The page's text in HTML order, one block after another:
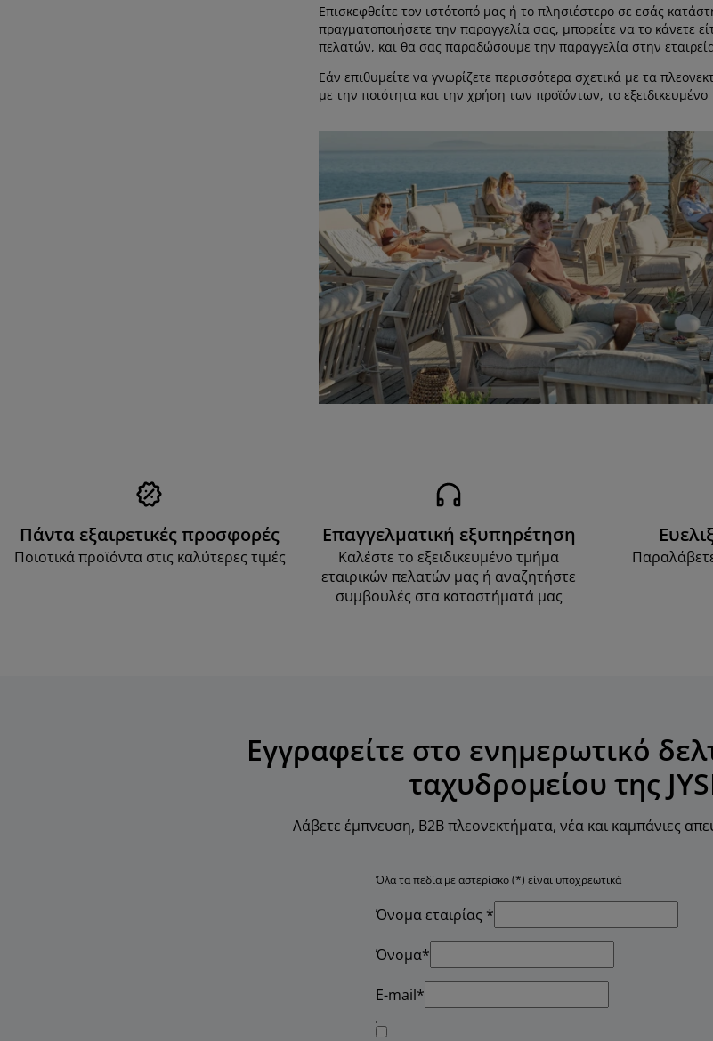
Επισκεφθείτε τον ιστότοπό μας ή το πλησιέστερο σε εσάς
πραγματοποιήσετε την παραγγελία σας, μπορείτε να το κάνετε
πελατών, και θα σας παραδώσουμε την παραγγελία στην
Εάν επιθυμείτε να γνωρίζετε περισσότερα σχετικά με τα
με την ποιότητα και την χρήση των προϊόντων, το
Πάντα εξαιρετικές προσφορές
Ποιοτικά προϊόντα στις καλύτερες τιμές
Επαγγελματική εξυπηρέτηση
Καλέστε το εξειδικευμένο τμήμα
εταιρικών πελατών μας ή αναζητήστε
συμβουλές στα καταστήματά μας
Εγγραφείτε στο ενημερωτικό
ταχυδρομείου της
Λάβετε έμπνευση, B2B πλεονεκτήματα, νέα και καμπάνιες
Όλα τα πεδία με αστερίσκο (*) είναι υποχρεωτικά
Όνομα εταιρίας *
Όνομα*
E-mail*